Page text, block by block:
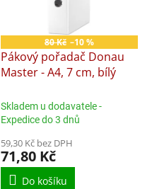
80 Kč –10 %
Pákový pořadač Donau
Master - A4, 7 cm, bílý
Skladem u dodavatele -
Expedice do 3 dnů
59,30 Kč bez DPH
71,80 Kč
Do košíku